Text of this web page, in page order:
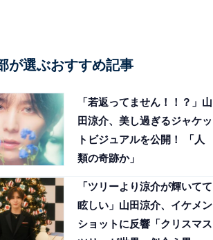
が選ぶおすすめ記事
「若返ってません！！？」山
田涼介、美し過ぎるジャケッ
トビジュアルを公開！ 「人
類の奇跡か」
「ツリーより涼介が輝いてて
眩しい」山田涼介、イケメン
ショットに反響「クリスマス